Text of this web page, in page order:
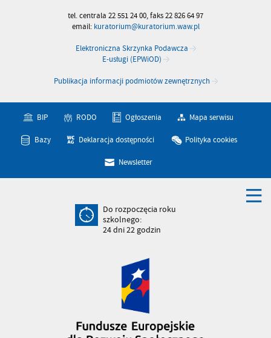
tel. centrala 22 551 24 00, faks 22 826 64 97
email: kuratorium@kuratorium.waw.pl
Elektroniczna Skrzynka Podawcza
E-usługi (EPWiOD)
Publikacja informacji podmiotów zewnętrznych
BIP RODO Ogłoszenia Mapa serwisu
Bazy Deklaracja dostępności Polityka cookies
Newsletter
Do rozpoczęcia roku
szkolnego:
24dni22godzin